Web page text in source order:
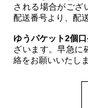
される場合がござ
配送番号より、配
ゆうパケット2個
ざいます。早急に
絡をお願いいたしま